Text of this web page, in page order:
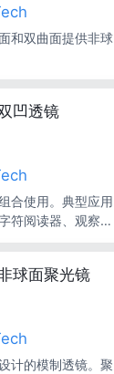
。
和双曲面提供非球
凹透镜
合使用。典型应用
符阅读器、观察器
球面聚光镜
计的模制透镜。聚